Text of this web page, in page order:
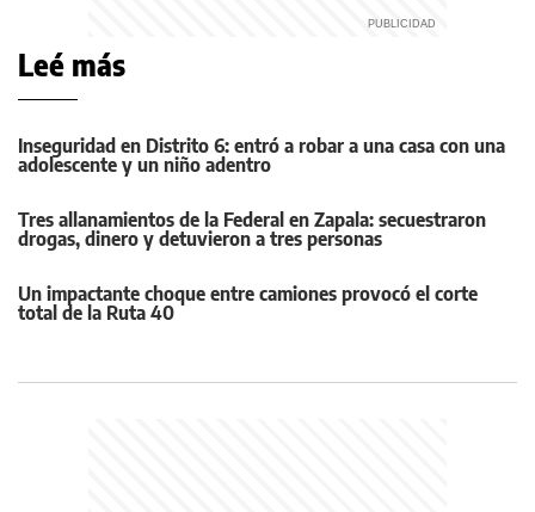
Leé más
Inseguridad en Distrito 6: entró a robar a una casa con una
adolescente y un niño adentro
Tres allanamientos de la Federal en Zapala: secuestraron
drogas, dinero y detuvieron a tres personas
Un impactante choque entre camiones provocó el corte
total de la Ruta 40